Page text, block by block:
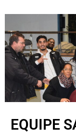
EQUIPE